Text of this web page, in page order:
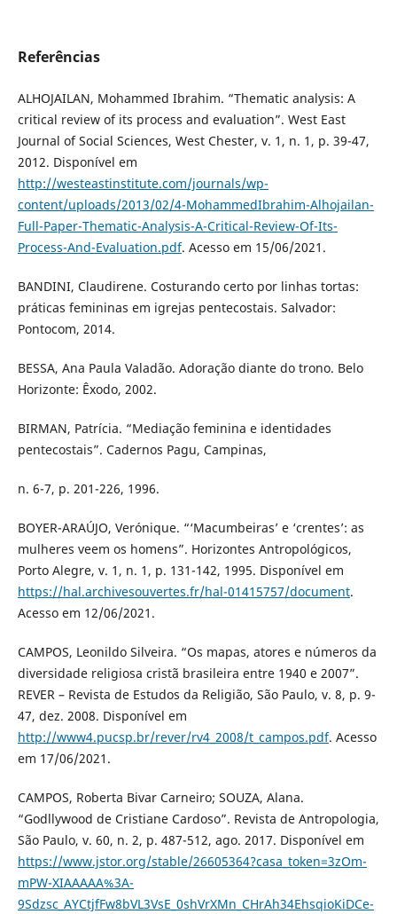
Referências
ALHOJAILAN, Mohammed Ibrahim. “Thematic analysis: A
critical review of its process and evaluation”. West East
Journal of Social Sciences, West Chester, v. 1, n. 1, p. 39-47,
2012. Disponível em
http://westeastinstitute.com/journals/wp-
content/uploads/2013/02/4-MohammedIbrahim-Alhojailan-
Full-Paper-Thematic-Analysis-A-Critical-Review-Of-Its-
Process-And-Evaluation.pdf. Acesso em 15/06/2021.
BANDINI, Claudirene. Costurando certo por linhas tortas:
práticas femininas em igrejas pentecostais. Salvador:
Pontocom, 2014.
BESSA, Ana Paula Valadão. Adoração diante do trono. Belo
Horizonte: Êxodo, 2002.
BIRMAN, Patrícia. “Mediação feminina e identidades
pentecostais”. Cadernos Pagu, Campinas,
n. 6-7, p. 201-226, 1996.
BOYER-ARAÚJO, Verónique. “‘Macumbeiras’ e ‘crentes’: as
mulheres veem os homens”. Horizontes Antropológicos,
Porto Alegre, v. 1, n. 1, p. 131-142, 1995. Disponível em
https://hal.archivesouvertes.fr/hal-01415757/document.
Acesso em 12/06/2021.
CAMPOS, Leonildo Silveira. “Os mapas, atores e números da
diversidade religiosa cristã brasileira entre 1940 e 2007”.
REVER – Revista de Estudos da Religião, São Paulo, v. 8, p. 9-
47, dez. 2008. Disponível em
http://www4.pucsp.br/rever/rv4_2008/t_campos.pdf. Acesso
em 17/06/2021.
CAMPOS, Roberta Bivar Carneiro; SOUZA, Alana.
“Godllywood de Cristiane Cardoso”. Revista de Antropologia,
São Paulo, v. 60, n. 2, p. 487-512, ago. 2017. Disponível em
https://www.jstor.org/stable/26605364?casa_token=3zOm-
mPW-XIAAAAA%3A-
9Sdzsc_AYCtjfFw8bVL3VsE_0shVrXMn_CHrAh34EhsqioKiDCe-